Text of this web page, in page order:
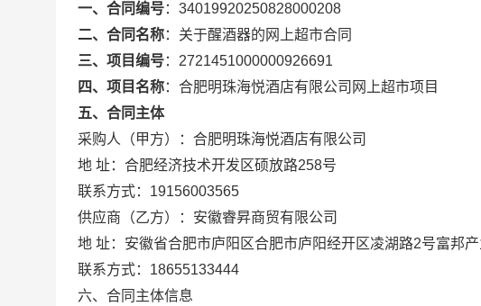
一、合同编号： 34019920250828000208
二、合同名称： 关于醒酒器的网上超市合同
三、项目编号： 2721451000000926691
四、项目名称： 合肥明珠海悦酒店有限公司网上超市项目
五、合同主体
采购人（甲方）： 合肥明珠海悦酒店有限公司
地 址： 合肥经济技术开发区硕放路258号
联系方式： 19156003565
供应商（乙方）： 安徽睿昇商贸有限公司
地 址： 安徽省合肥市庐阳区合肥市庐阳经开区凌湖路2号富邦
联系方式： 18655133444
六、合同主体信息